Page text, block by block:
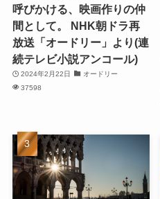
呼びかける、映画作りの仲
間として。 NHK朝ドラ再
放送「オードリー」より(連
続テレビ小説アンコール)
2024年2月22日
オードリー
37598